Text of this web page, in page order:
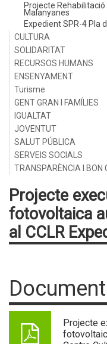
Projecte
Malanyanes
Expedient SPR-4 Pla
CULTURA
SOLIDARITAT
RECURSOS HUMANS
ENSENYAMENT
Turisme
GENT GRAN I FAMÍLIES
IGUALTAT
JOVENTUT
SALUT PÚBLICA
SERVEIS SOCIALS
TRANSPARÈNCIA I BON
Projecte
fotovoltaica
al CCLR
Projecte